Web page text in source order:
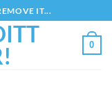
IT...
0